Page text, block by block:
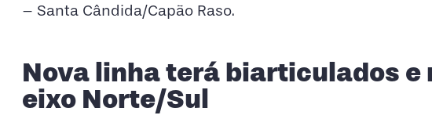
– Santa Cândida/Capão Raso.
Nova linha terá biarticulados
eixo Norte/Sul